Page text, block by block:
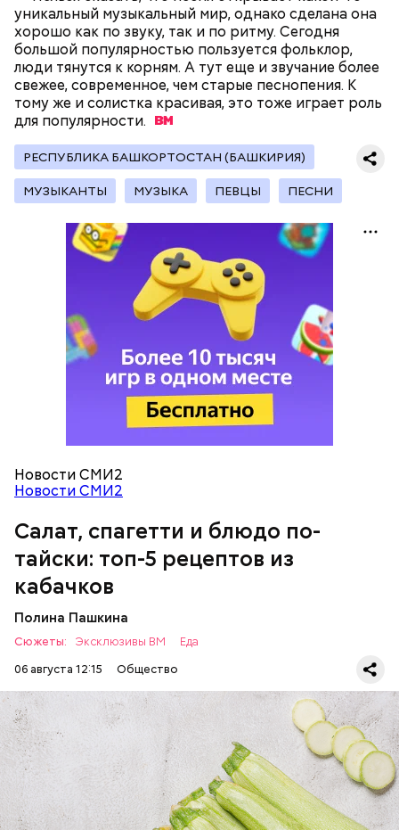
уникальный музыкальный мир, однако сделана она
хорошо как по звуку, так и по ритму. Сегодня
большой популярностью пользуется фольклор,
люди тянутся к корням. А тут еще и звучание более
свежее, современное, чем старые песнопения. К
тому же и солистка красивая, это тоже играет роль
для популярности.
РЕСПУБЛИКА БАШКОРТОСТАН (БАШКИРИЯ)
МУЗЫКАНТЫ МУЗЫКА ПЕВЦЫ ПЕСНИ
Новости СМИ2
Новости СМИ2
Салат, спагетти и блюдо по-
тайски: топ-5 рецептов из
кабачков
Полина Пашкина
Сюжеты: Эксклюзивы ВМ
Еда
06 августа 12:15
Общество
Ингредиенты:
кабачок;
петрушка;
оливковое масло;
— Кабачки, порезанные кубиками, нужно легко
обжарить на сковороде. К ним добавляются зелень
петрушки, чеснок, соль и оливковое масло.
Получается очень вкусно, — поделился рецептом
Копылов.
ЕДА ОВОЩИ РЕЦЕПТЫ
Однако диетолог предупредила: не для всех дыня
может быть полезна. В первую очередь ее стоит
есть с осторожностью людям:
с сахарным диабетом;
лишним весом.